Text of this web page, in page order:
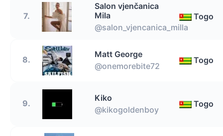
7.
Salon vjenčanica
Mila
@salon_vjencanica_milla
Togo
8.
Matt George
@onemorebite72
Togo
9.
Kiko
@kikogoldenboy
Togo